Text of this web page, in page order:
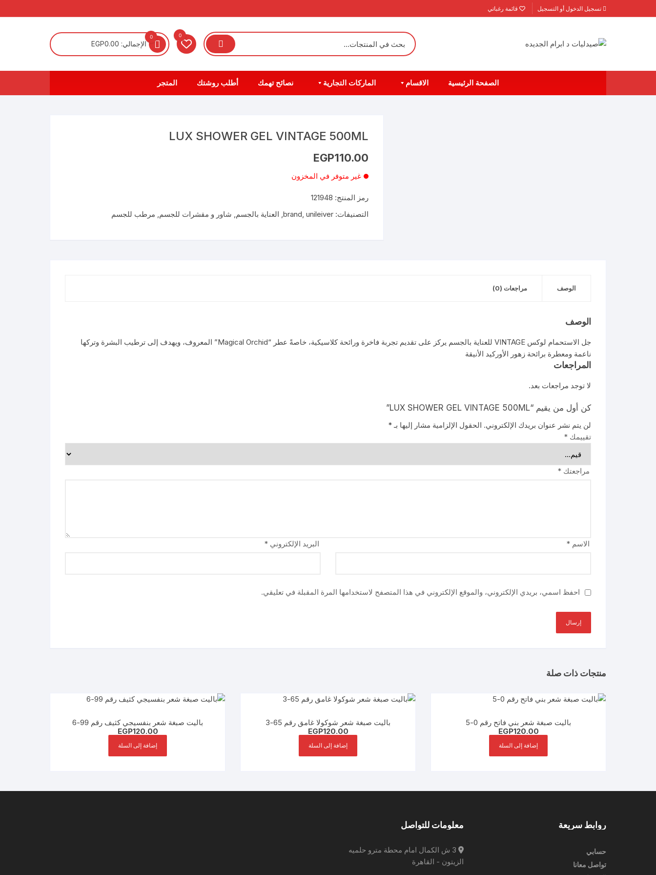
إلى
تسجيل الدخول أو التسجيل قائمة رغباتي
0
0
الإجمالي: EGP0.00
الصفحة الرئيسية الاقسام الماركات التجارية نصائح تهمك أطلب روشتك المتجر
LUX SHOWER GEL VINTAGE 500ML
EGP110.00
غير متوفر في المخزون
رمز المنتج: 121948
التصنيفات:
brand, unileiver
, العناية بالجسم, شاور و مقشرات للجسم, مرطب للجسم
الوصف مراجعات (0)
الوصف
جل الاستحمام لوكس VINTAGE للعناية بالجسم يركز على تقديم تجربة فاخرة ورائحة كلاسيكية، خاصةً عطر “Magical Orchid” المعروف، ويهدف إلى ترطيب البشرة وتركها
ناعمة ومعطرة برائحة زهور الأوركيد الأنيقة
المراجعات
لا توجد مراجعات بعد.
كن أول من يقيم “LUX SHOWER GEL VINTAGE 500ML”
لن يتم نشر عنوان بريدك الإلكتروني. الحقول الإلزامية مشار إليها بـ*
تقييمك *
مراجعتك *
الاسم * البريد الإلكتروني *
احفظ اسمي، بريدي الإلكتروني، والموقع الإلكتروني في هذا المتصفح لاستخدامها المرة المقبلة في تعليقي.
منتجات ذات صلة
باليت صبغة شعر بني فاتح رقم 0-5
EGP120.00
إضافة إلى السلة
باليت صبغة شعر شوكولا غامق رقم 65-3
EGP120.00
إضافة إلى السلة
باليت صبغة شعر بنفسيجي كثيف رقم 99-6
EGP120.00
إضافة إلى السلة
روابط سريعة
حسابي
تواصل معانا
معلومات للتواصل
3 ش الكمال امام محطة مترو حلميه
الزيتون - القاهرة